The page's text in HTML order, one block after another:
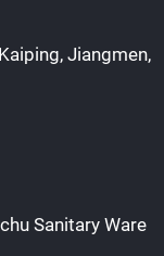
Jiangmen,
Sanitary Ware